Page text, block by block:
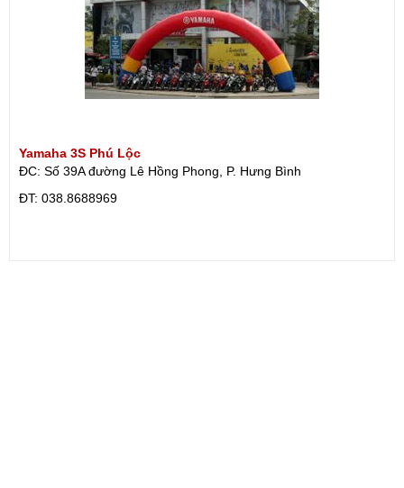
Yamaha 3S Phú Lộc
ĐC: Số 39A đường Lê Hồng Phong, P. Hưng Bình
ÐT: 038.8688969